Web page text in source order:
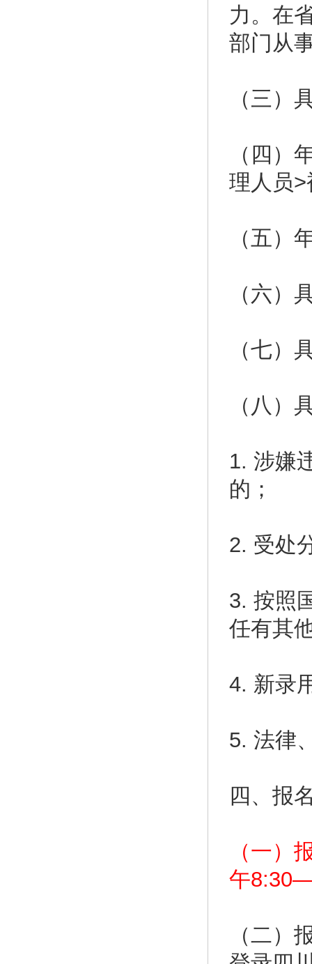
力。在
部门从
（三）
（四）
理人员>
（五）
（六）
（七）
（八）
1. 涉嫌
的；
2. 受处
3. 按照
任有其
4. 新录
5. 法律
四、报
（一）
午
（二）